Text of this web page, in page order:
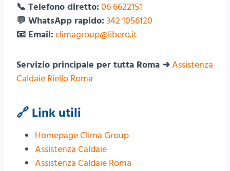
📞 Telefono diretto: 06 6622151
💬 WhatsApp rapido: 342 1056120
📧 Email: climagroup@libero.it
Servizio principale per tutta Roma ➜Assistenza
Caldaie Riello Roma
🔗 Link utili
Homepage Clima Group
Assistenza Caldaie
Assistenza Caldaie Roma